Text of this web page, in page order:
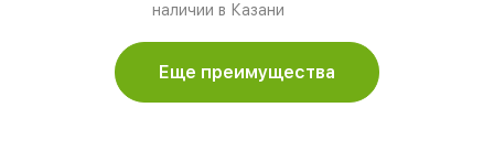
наличии в Казани
Еще преимущества